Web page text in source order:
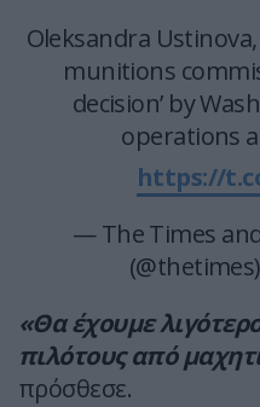
Oleksandra
munitions
decision’ by
operations
https://
— The Times
(@thetimes)
«Θα έχουμε
πιλότους από
πρόσθεσε.